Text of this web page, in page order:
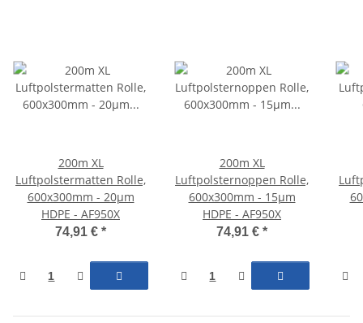
200m XL
Luftpolstermatten Rolle,
600x300mm - 20µm
HDPE - AF950X
74,91 € *
200m XL
Luftpolsternoppen Rolle,
600x300mm - 15µm
HDPE - AF950X
74,91 € *